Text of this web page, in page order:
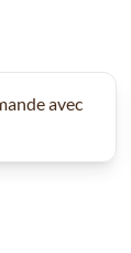
avec